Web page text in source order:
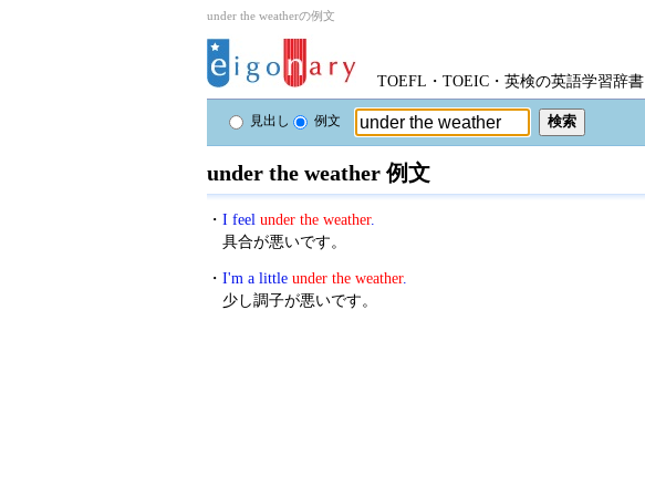
under the weatherの例文
TOEFL・TOEIC・英検の英語学習辞書
見出し 例文
under the weather 例文
・ I feel under the weather.
具合が悪いです。
・ I'm a little under the weather.
少し調子が悪いです。